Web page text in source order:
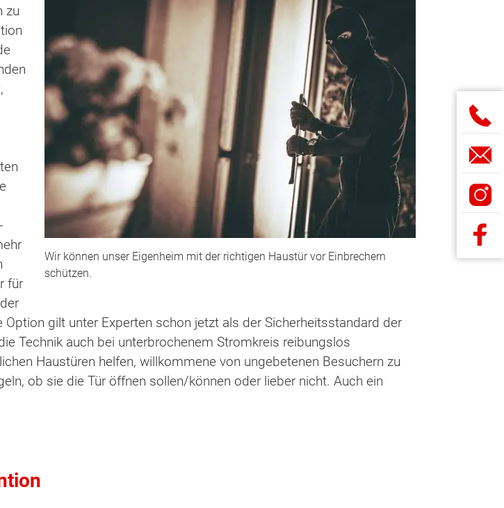
Wir können unser Eigenheim mit der richtigen Haustür vor Einbrechern
schützen.
zu
für
gilt unter Experten schon jetzt als der Sicherheitsstandard der
Technik auch bei unterbrochenem Stromkreis reibungslos
Haustüren helfen, willkommene von ungebetenen Besuchern zu
ob sie die Tür öffnen sollen/können oder lieber nicht. Auch ein